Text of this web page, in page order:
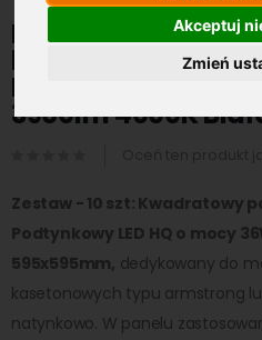
Akceptuj
Zmień
na
początek
Panel Oprawa LED
kwadratowy
Podtynkowy
3960lm 4000K
Zestaw - 10 szt: Kwadratowy
Podtynkowy LED HQ o mocy
595x595mm, dedykowany do
kasetonowych typu armstrong
natynkowo. W panelu